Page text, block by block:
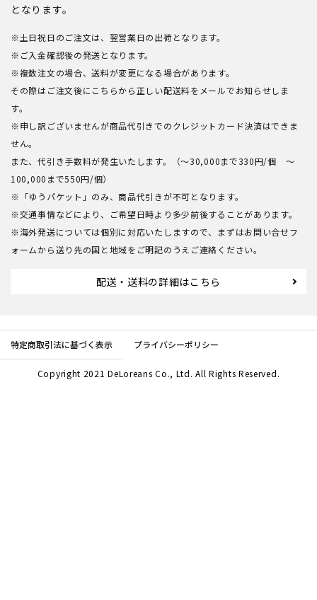
となります。
※土日祝日のご注文は、翌営業日の出荷となります。
※ご入金確認後の発送となります。
※複数注文の場合、送料が変更になる場合があります。
その際はご注文後にこちらから正しい配送料をメールでお知らせしま
す。
※申し訳ございませんが商品代引きでのクレジットカード決済はできま
せん。
また、代引き手数料が発生いたします。（～30,000まで330円/個 ～
100,000まで550円/個）
※「ゆうパケット」のみ、商品代引きが不可となります。
※交通事情などにより、ご希望日時より多少前後することがあります。
※海外発送については個別に対応いたしますので、まずはお問い合せフ
ォームから送り先の国と地域をご明記のうえご連絡ください。
配送・送料の詳細はこちら
特定商取引法に基づく表示 プライバシーポリシー
Copyright 2021 DeLoreans Co., Ltd. All Rights Reserved.